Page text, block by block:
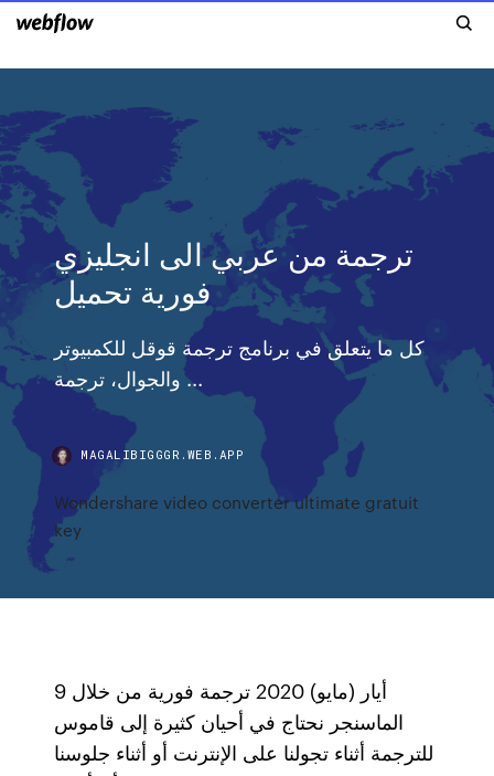
ترجمة من عربي الى انجليزي
فورية تحميل
كل ما يتعلق في برنامج ترجمة قوقل للكمبيوتر
والجوال، ترجمة ...
MAGALIBIGGGR.WEB.APP
Wondershare video converter ultimate gratuit
key
9 أيار (مايو) 2020 ترجمة فورية من خلال
الماسنجر نحتاج في أحيان كثيرة إلى قاموس
للترجمة أثناء تجولنا على الإنترنت أو أثناء جلوسنا